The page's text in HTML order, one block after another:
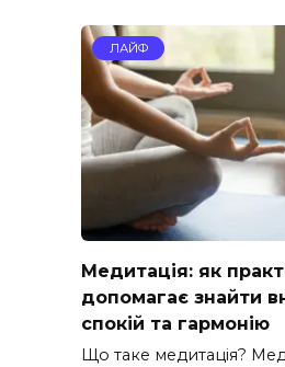
ЛАЙФ
Медитація: як
допомагає знайти
спокій та гармонію
Що таке медитація?